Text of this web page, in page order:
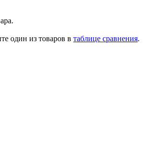
один из товаров в таблице сравнения.